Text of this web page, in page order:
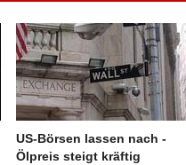
US-Börsen lassen nach -
Ölpreis steigt kräftig